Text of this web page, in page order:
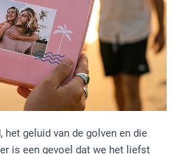
het geluid van de golven en die
is een gevoel dat we het liefst